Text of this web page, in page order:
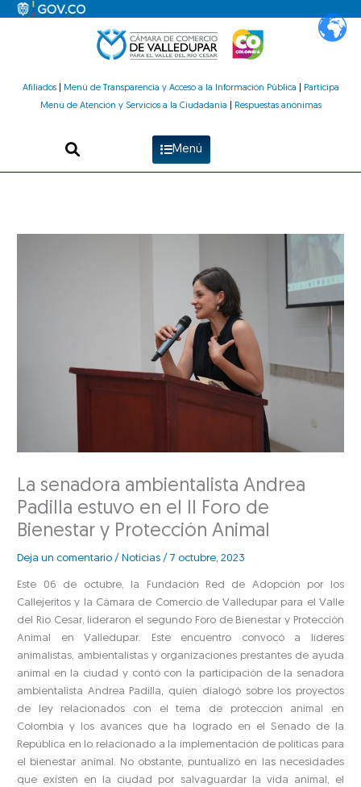
Afiliados| Menú de Transparencia y Acceso a la Información Pública
Participa
Menú de Atención y Servicios a la Ciudadanía
Respuestas anónimas
Menú
La senadora ambientalista Andrea
Padilla estuvo en el II Foro de
Bienestar y Protección Animal
Deja un comentario / Noticias /7 octubre, 2023
Este 06 de octubre, la Fundación Red de Adopción por los
Callejeritos y la Cámara de Comercio de Valledupar para el Valle
del Río Cesar, lideraron el segundo Foro de Bienestar y Protección
Animal en Valledupar. Este encuentro convocó a líderes
animalistas, ambientalistas y organizaciones prestantes de ayuda
animal en la ciudad y contó con la participación de la senadora
ambientalista Andrea Padilla, quien dialogó sobre los proyectos
de ley relacionados con el tema de protección animal en
Colombia y los avances que ha logrado en el Senado de la
República en lo relacionado a la implementación de políticas para
el bienestar animal. No obstante, puntualizó en las necesidades
que existen en la ciudad por salvaguardar la vida animal, el